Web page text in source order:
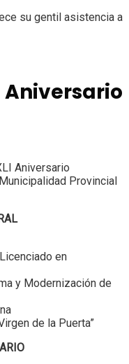
su gentil asistencia a
Aniversario
Aniversario
Provincial
en
y Modernización de
de la Puerta”